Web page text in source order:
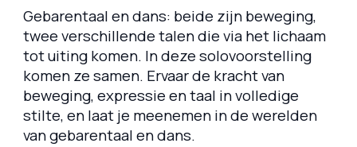
Gebarentaal en dans: beide zijn beweging,
twee verschillende talen die via het lichaam
tot uiting komen. In deze solovoorstelling
komen ze samen. Ervaar de kracht van
beweging, expressie en taal in volledige
stilte, en laat je meenemen in de werelden
van gebarentaal en dans.